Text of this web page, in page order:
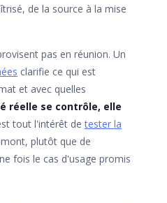
de la source à la mise
pas en réunion. Un
clarifie ce qui est
et avec quelles
réelle se contrôle, elle
tout l'intérêt detester la
plutôt que de
fois le cas d'usage promis